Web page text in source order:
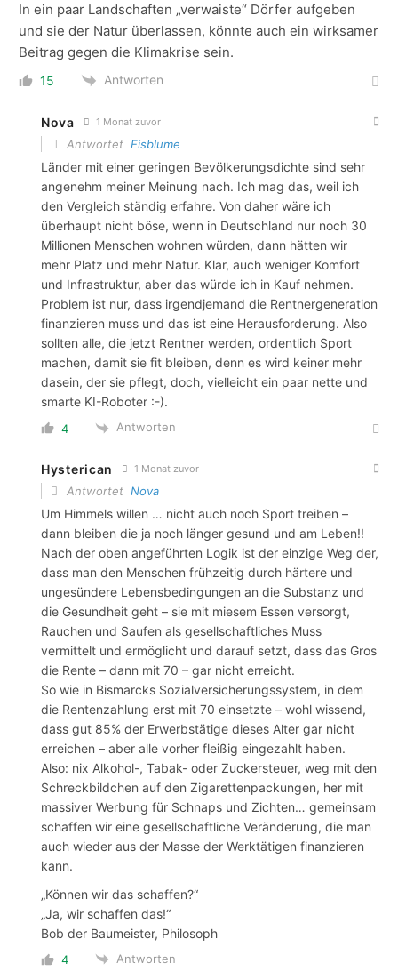
In ein paar Landschaften „verwaiste“ Dörfer aufgeben
und sie der Natur überlassen, könnte auch ein wirksamer
Beitrag gegen die Klimakrise sein.
15 Antworten
Nova 1 Monat zuvor
Antwortet Eisblume
Länder mit einer geringen Bevölkerungsdichte sind sehr
angenehm meiner Meinung nach. Ich mag das, weil ich
den Vergleich ständig erfahre. Von daher wäre ich
überhaupt nicht böse, wenn in Deutschland nur noch 30
Millionen Menschen wohnen würden, dann hätten wir
mehr Platz und mehr Natur. Klar, auch weniger Komfort
und Infrastruktur, aber das würde ich in Kauf nehmen.
Problem ist nur, dass irgendjemand die Rentnergeneration
finanzieren muss und das ist eine Herausforderung. Also
sollten alle, die jetzt Rentner werden, ordentlich Sport
machen, damit sie fit bleiben, denn es wird keiner mehr
dasein, der sie pflegt, doch, vielleicht ein paar nette und
smarte KI-Roboter :-).
4 Antworten
Hysterican 1 Monat zuvor
Antwortet Nova
Um Himmels willen … nicht auch noch Sport treiben –
dann bleiben die ja noch länger gesund und am Leben!!
Nach der oben angeführten Logik ist der einzige Weg der,
dass man den Menschen frühzeitig durch härtere und
ungesündere Lebensbedingungen an die Substanz und
die Gesundheit geht – sie mit miesem Essen versorgt,
Rauchen und Saufen als gesellschaftliches Muss
vermittelt und ermöglicht und darauf setzt, dass das Gros
die Rente – dann mit 70 – gar nicht erreicht.
So wie in Bismarcks Sozialversicherungssystem, in dem
die Rentenzahlung erst mit 70 einsetzte – wohl wissend,
dass gut 85% der Erwerbstätige dieses Alter gar nicht
erreichen – aber alle vorher fleißig eingezahlt haben.
Also: nix Alkohol-, Tabak- oder Zuckersteuer, weg mit den
Schreckbildchen auf den Zigarettenpackungen, her mit
massiver Werbung für Schnaps und Zichten… gemeinsam
schaffen wir eine gesellschaftliche Veränderung, die man
auch wieder aus der Masse der Werktätigen finanzieren
kann.
„Können wir das schaffen?“
„Ja, wir schaffen das!“
Bob der Baumeister, Philosoph
4 Antworten